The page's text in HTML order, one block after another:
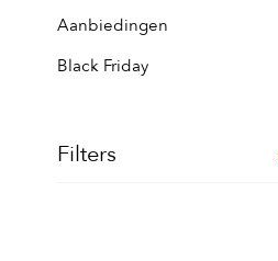
Aanbiedingen
Black Friday
Filters